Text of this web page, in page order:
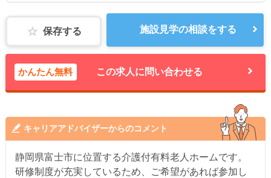
保存する 施設見学の相談をする
かんたん無料 この求人に問い合わせる
キャリアアドバイザーからのコメント
静岡県富士市に位置する介護付有料老人ホームです。
研修制度が充実しているため、ご希望があれば参加し